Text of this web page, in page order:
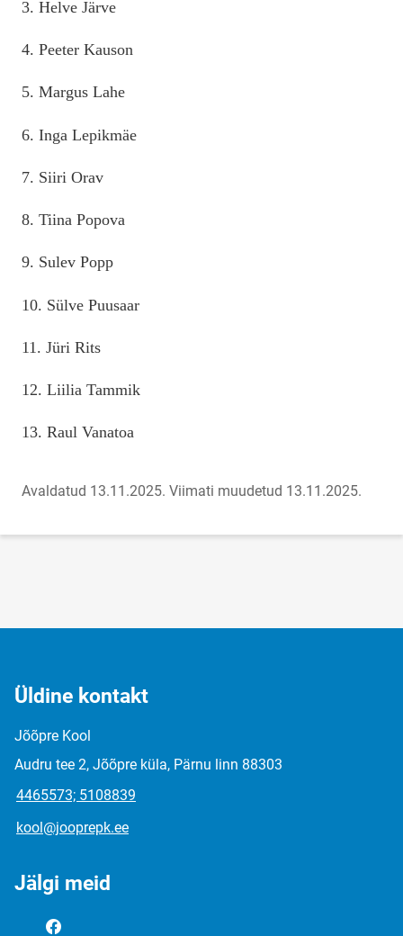
3. Helve Järve
4. Peeter Kauson
5. Margus Lahe
6. Inga Lepikmäe
7. Siiri Orav
8. Tiina Popova
9. Sulev Popp
10. Sülve Puusaar
11. Jüri Rits
12. Liilia Tammik
13. Raul Vanatoa
Avaldatud 13.11.2025. Viimati muudetud 13.11.2025.
Üldine kontakt
Jõõpre Kool
Audru tee 2, Jõõpre küla, Pärnu linn 88303
4465573; 5108839
kool@jooprepk.ee
Jälgi meid